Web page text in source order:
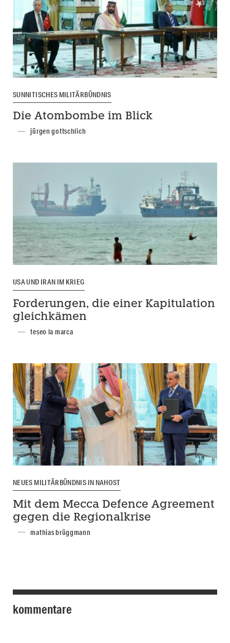
SUNNITISCHES MILITÄRBÜNDNIS
Die Atombombe im Blick
jürgen gottschlich
USA UND IRAN IM KRIEG
Forderungen, die einer Kapitulation
gleichkämen
teseo la marca
NEUES MILITÄRBÜNDNIS IN NAHOST
Mit dem Mecca Defence Agreement
gegen die Regionalkrise
mathias brüggmann
kommentare